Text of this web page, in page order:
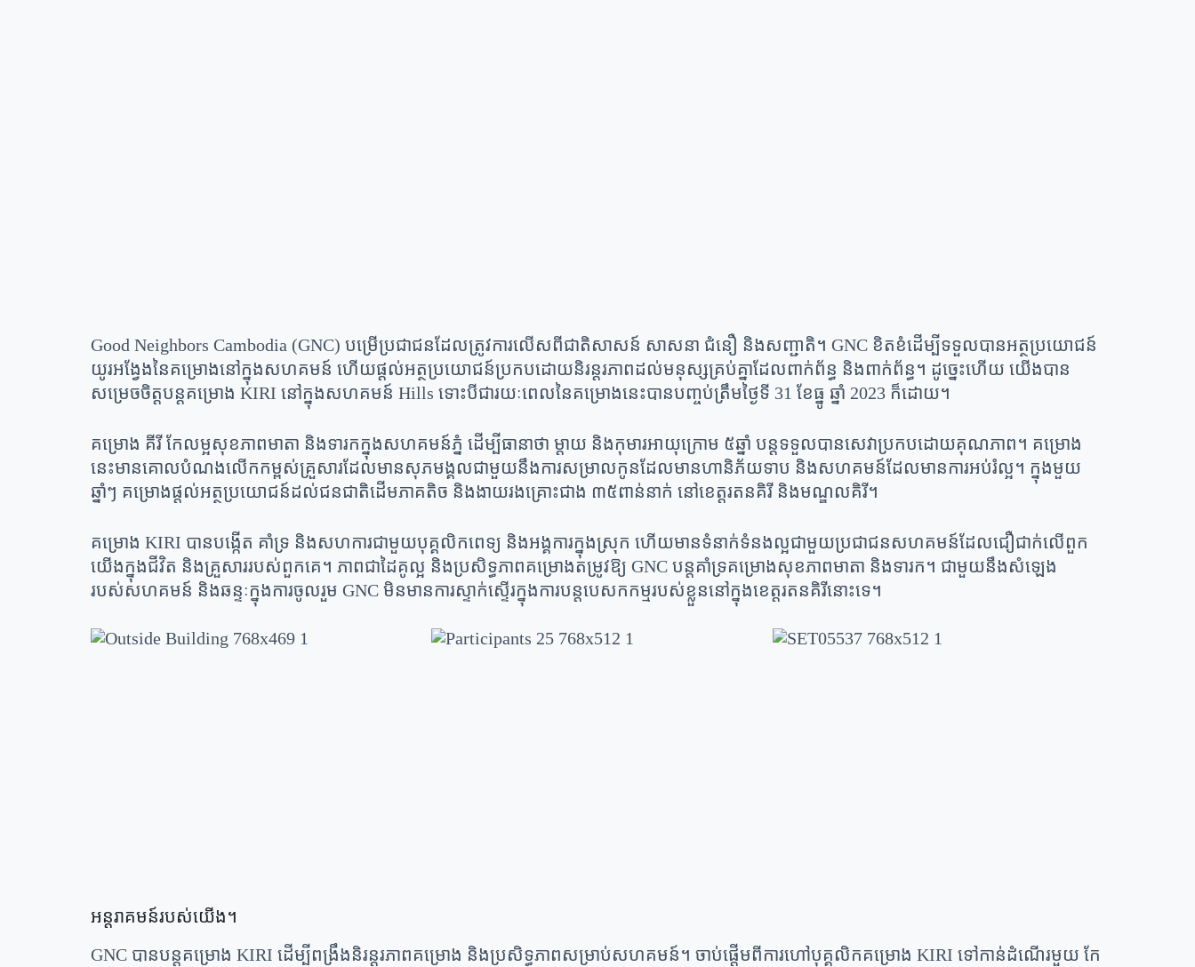
Good Neighbors Cambodia (GNC) បម្រើប្រជាជនដែលត្រូវការលើសពីជាតិសាសន៍ សាសនា ជំនឿ និងសញ្ជាតិ។ GNC ខិតខំដើម្បីទទួលបានអត្ថប្រយោជន៍
យូរអង្វែងនៃគម្រោងនៅក្នុងសហគមន៍ ហើយផ្តល់អត្ថប្រយោជន៍ប្រកបដោយនិរន្តរភាពដល់មនុស្សគ្រប់គ្នាដែលពាក់ព័ន្ធ និងពាក់ព័ន្ធ។ ដូច្នេះហើយ យើងបាន
សម្រេចចិត្តបន្តគម្រោង KIRI នៅក្នុងសហគមន៍ Hills ទោះបីជារយៈពេលនៃគម្រោងនេះបានបញ្ចប់ត្រឹមថ្ងៃទី 31 ខែធ្នូ ឆ្នាំ 2023 ក៏ដោយ។
គម្រោង គីរី កែលម្អសុខភាពមាតា និងទារកក្នុងសហគមន៍ភ្នំ ដើម្បីធានាថា ម្តាយ និងកុមារអាយុក្រោម ៥ឆ្នាំ បន្តទទួលបានសេវាប្រកបដោយគុណភាព។ គម្រោង
នេះមានគោលបំណងលើកកម្ពស់គ្រួសារដែលមានសុភមង្គលជាមួយនឹងការសម្រាលកូនដែលមានហានិភ័យទាប និងសហគមន៍ដែលមានការអប់រំល្អ។ ក្នុងមួយ
ឆ្នាំៗ គម្រោងផ្តល់អត្ថប្រយោជន៍ដល់ជនជាតិដើមភាគតិច និងងាយរងគ្រោះជាង ៣៥ពាន់នាក់ នៅខេត្តរតនគិរី និងមណ្ឌលគិរី។
គម្រោង KIRI បានបង្កើត គាំទ្រ និងសហការជាមួយបុគ្គលិកពេទ្យ និងអង្គការក្នុងស្រុក ហើយមានទំនាក់ទំនងល្អជាមួយប្រជាជនសហគមន៍ដែលជឿជាក់លើពួក
យើងក្នុងជីវិត និងគ្រួសាររបស់ពួកគេ។ ភាពជាដៃគូល្អ និងប្រសិទ្ធភាពគម្រោងតម្រូវឱ្យ GNC បន្តគាំទ្រគម្រោងសុខភាពមាតា និងទារក។ ជាមួយនឹងសំឡេង
របស់សហគមន៍ និងឆន្ទៈក្នុងការចូលរួម GNC មិនមានការស្ទាក់ស្ទើរក្នុងការបន្តបេសកកម្មរបស់ខ្លួននៅក្នុងខេត្តរតនគិរីនោះទេ។
អន្តរាគមន៍របស់យើង។
GNC បានបន្តគម្រោង KIRI ដើម្បីពង្រឹងនិរន្តរភាពគម្រោង និងប្រសិទ្ធភាពសម្រាប់សហគមន៍។ ចាប់ផ្តើមពីការហៅបុគ្គលិកគម្រោង KIRI ទៅកាន់ដំណើរមួយ កែ